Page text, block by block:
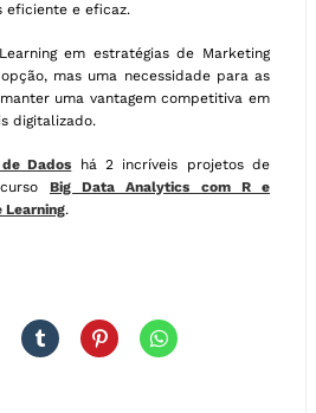
eficiente e eficaz.
em estratégias de Marketing
mas uma necessidade para as
uma vantagem competitiva em
digitalizado.
Dados há 2 incríveis projetos de
Big Data Analytics com R e
Learning.